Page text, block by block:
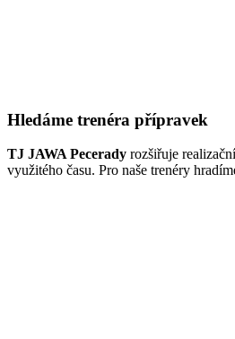
Hledáme trenéra přípravek
TJ JAWA Pecerady rozšiřuje
využitého času. Pro naše trenéry